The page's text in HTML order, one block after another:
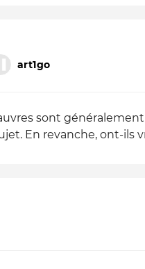
art1go
sont
En revanche, ont-ils